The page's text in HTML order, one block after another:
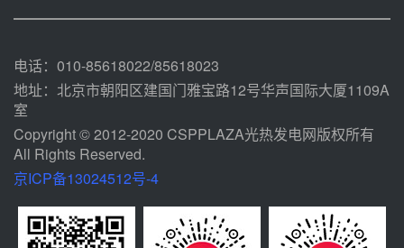
100MW光热项目机组调试及性能
电话：010-85618022/85618023
地址：北京市朝阳区建国门雅宝路12号华声国际大厦1109A
室
Copyright © 2012-2020 CSPPLAZA光热发电网版权所有
All Rights Reserved.
京ICP备13024512号-4